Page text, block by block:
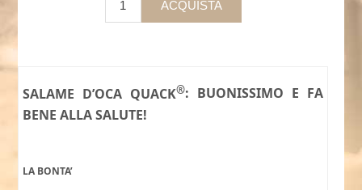
SALAME D’OCA QUACK®: BUONISSIMO E FA
BENE ALLA SALUTE!
LA BONTA’